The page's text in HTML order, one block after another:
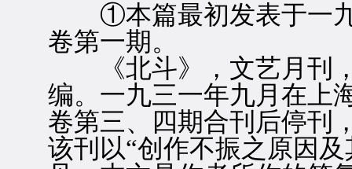
①本篇最初发表于一九
卷第一期。
《北斗》，文艺月刊，
编。一九三一年九月在上
卷第三、四期合刊后停刊
该刊以“创作不振之原因